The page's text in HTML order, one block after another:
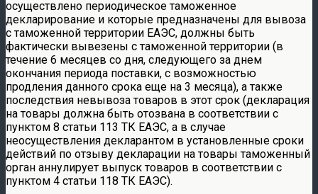
осуществлено периодическое таможенное
декларирование и которые предназначены для вывоза
с таможенной территории ЕАЭС, должны быть
фактически вывезены с таможенной территории (в
течение 6 месяцев со дня, следующего за днем
окончания периода поставки, с возможностью
продления данного срока еще на 3 месяца), а также
последствия невывоза товаров в этот срок (декларация
на товары должна быть отозвана в соответствии с
пунктом 8 статьи 113 ТК ЕАЭС, а в случае
неосуществления декларантом в установленные сроки
действий по отзыву декларации на товары таможенный
орган аннулирует выпуск товаров в соответствии с
пунктом 4 статьи 118 ТК ЕАЭС).